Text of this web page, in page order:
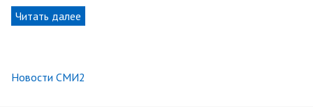
Читать далее
Новости СМИ2